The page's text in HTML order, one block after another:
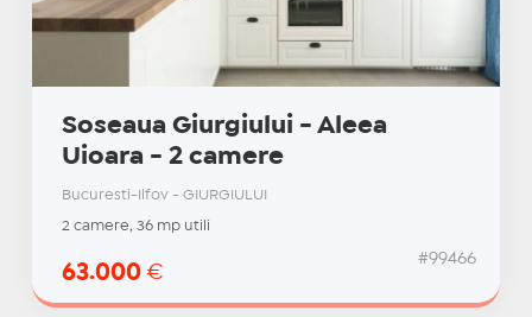
Soseaua Giurgiului - Aleea
Uioara - 2 camere
Bucuresti-Ilfov - GIURGIULUI
2 camere, 36 mp utili
63.000 €
#99466